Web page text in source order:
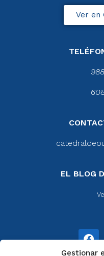
Gestionar
Ver en
EL BLOG